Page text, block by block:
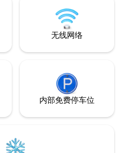
无线网络
内部免费停车位